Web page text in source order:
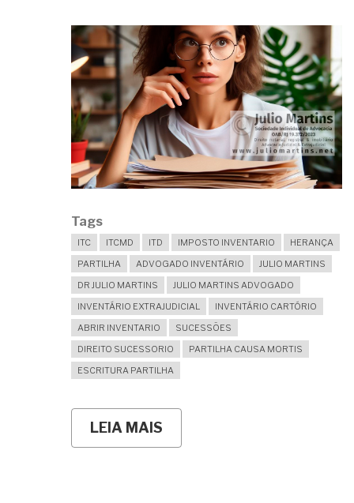
O
INVENTÁRIO?
Tags
ITC ITCMD ITD IMPOSTO INVENTARIO
HERANÇA
PARTILHA
ADVOGADO INVENTÁRIO
JULIO MARTINS
DR JULIO MARTINS
JULIO MARTINS ADVOGADO
INVENTÁRIO EXTRAJUDICIAL
INVENTÁRIO CARTÓRIO
ABRIR INVENTARIO
SUCESSÕES
DIREITO SUCESSORIO
PARTILHA CAUSA MORTIS
ESCRITURA PARTILHA
LEIA MAIS
COMO